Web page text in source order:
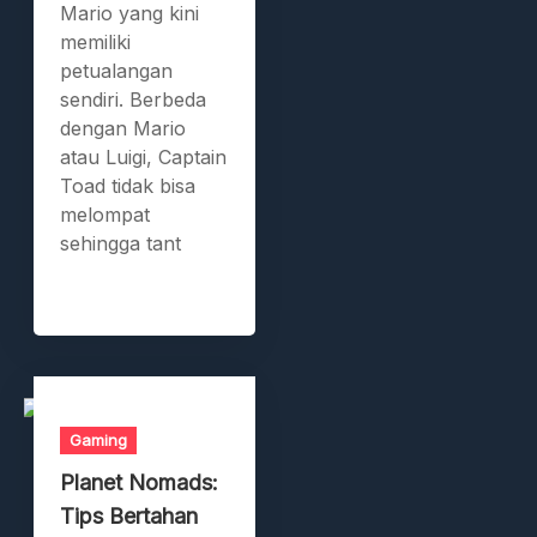
Mario yang kini
memiliki
petualangan
sendiri. Berbeda
dengan Mario
atau Luigi, Captain
Toad tidak bisa
melompat
sehingga tant
Gaming
Planet Nomads:
Tips Bertahan